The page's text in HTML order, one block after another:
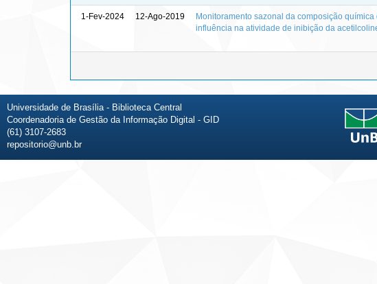
1-Fev-2024 12-Ago-2019
Monitoramento sazonal da composição
influência na atividade de inibição da
Universidade de Brasília - Biblioteca Central
Coordenadoria de Gestão da Informação Digital - GID
(61) 3107-2683
repositorio@unb.br